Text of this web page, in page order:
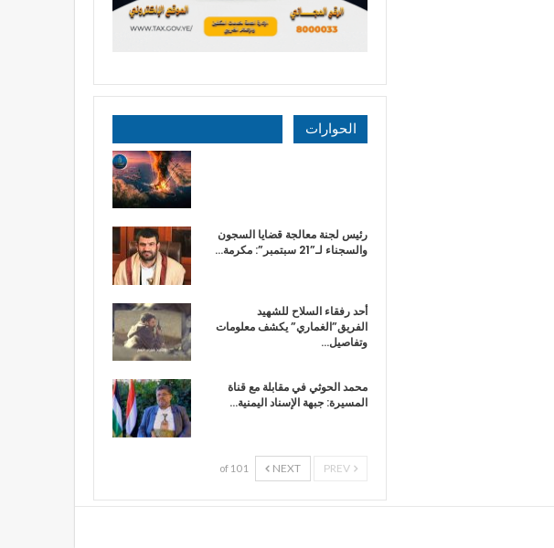
الحوارات
رئيس لجنة معالجة قضايا السجون
والسجناء لـ”21 سبتمبر”: مكرمة…
أحد رفقاء السلاح للشهيد
الفريق”الغماري” يكشف معلومات
وتفاصيل…
محمد الحوثي في مقابلة مع قناة
المسيرة: جبهة الإسناد اليمنية…
NEXT
1 of 10